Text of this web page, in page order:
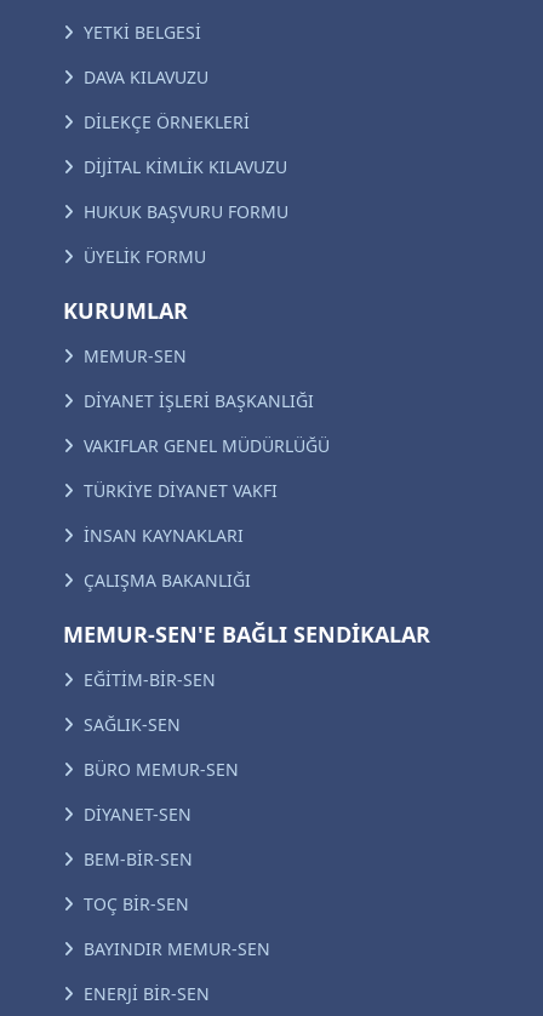
YETKİ BELGESİ
DAVA KILAVUZU
DİLEKÇE ÖRNEKLERİ
DİJİTAL KİMLİK KILAVUZU
HUKUK BAŞVURU FORMU
ÜYELİK FORMU
KURUMLAR
MEMUR-SEN
DİYANET İŞLERİ BAŞKANLIĞI
VAKIFLAR GENEL MÜDÜRLÜĞÜ
TÜRKİYE DİYANET VAKFI
İNSAN KAYNAKLARI
ÇALIŞMA BAKANLIĞI
MEMUR-SEN'E BAĞLI SENDİKALAR
EĞİTİM-BİR-SEN
SAĞLIK-SEN
BÜRO MEMUR-SEN
DİYANET-SEN
BEM-BİR-SEN
TOÇ BİR-SEN
BAYINDIR MEMUR-SEN
ENERJİ BİR-SEN